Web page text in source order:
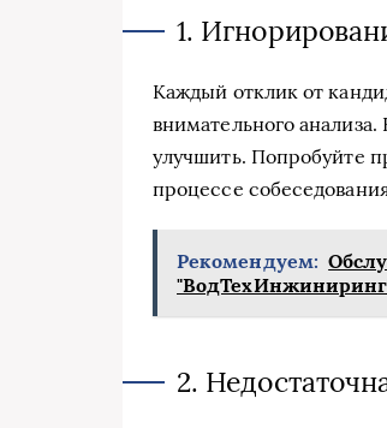
1.
Каждый отклик от
внимательного
улучшить. Попробуйте
процессе
Рекомендуем:
2.